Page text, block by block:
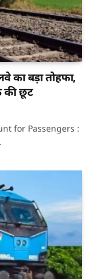
का बड़ा तोहफा,
की छूट
for Passengers :